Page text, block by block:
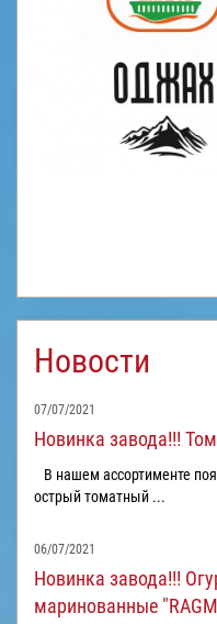
Новости
07/07/2021
Новинка завода!!!
В нашем ассортименте
острый томатный ...
06/07/2021
Новинка завода!!!
маринованные